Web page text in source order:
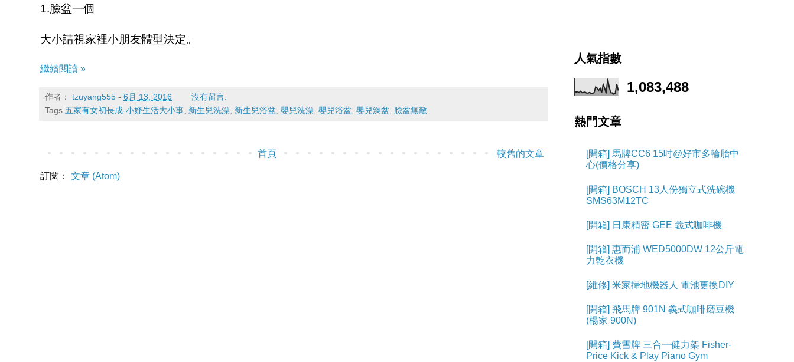
1.臉盆一個
大小請視家裡小朋友體型決定。
繼續閱讀 »
作者： tzuyang555 - 6月 13, 2016
沒有留言:
Tags 五家有女初長成-小妤生活大小事 新生兒洗澡 新生兒浴盆 嬰兒洗澡 嬰兒浴盆 嬰兒澡盆 臉盆無敵
較舊的文章
首頁
訂閱： 文章 (Atom)
人氣指數
1,083,488
熱門文章
[開箱] 馬牌CC6 15吋@好市多輪胎中
心(價格分享)
[開箱] BOSCH 13人份獨立式洗碗機
SMS63M12TC
[開箱] 日康精密 GEE 義式咖啡機
[開箱] 惠而浦 WED5000DW 12公斤電
力乾衣機
[維修] 米家掃地機器人 電池更換DIY
[開箱] 飛馬牌 901N 義式咖啡磨豆機
(楊家 900N)
[開箱] 費雪牌 三合一健力架 Fisher-
Price Kick & Play Piano Gym